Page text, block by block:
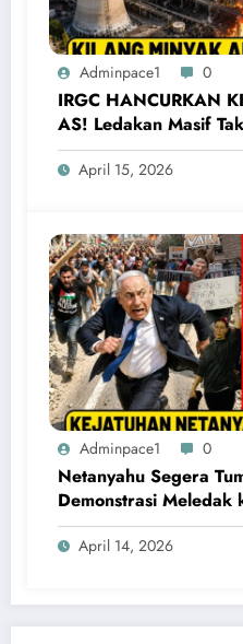
Adminpace1 0
IRGC HANCURKAN
AS! Ledakan Masif
April 15, 2026
Adminpace1 0
Netanyahu Segera
Demonstrasi
April 14, 2026